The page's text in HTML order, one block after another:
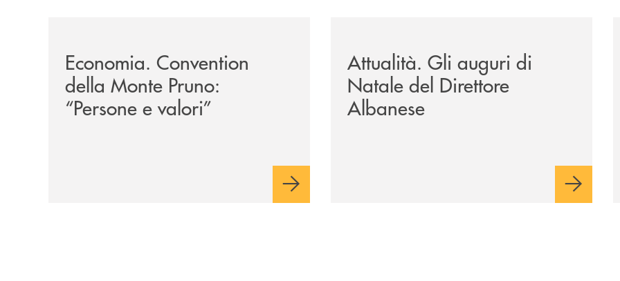
Economia. Convention
della Monte Pruno:
“Persone e valori”
Attualità. Gli auguri di
Natale del Direttore
Albanese